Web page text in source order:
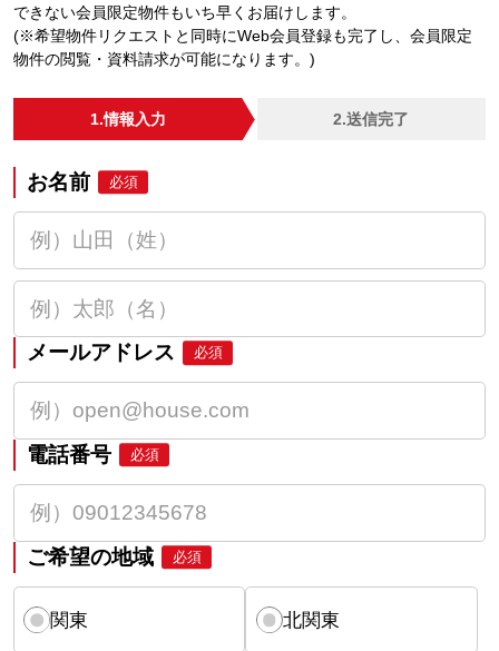
できない会員限定物件もいち早くお届けします。
(※希望物件リクエストと同時にWeb会員登録も完了し、会員限定
物件の閲覧・資料請求が可能になります。)
1.情報入力 2.送信完了
お名前 必須
メールアドレス 必須
電話番号 必須
ご希望の地域 必須
関東 北関東